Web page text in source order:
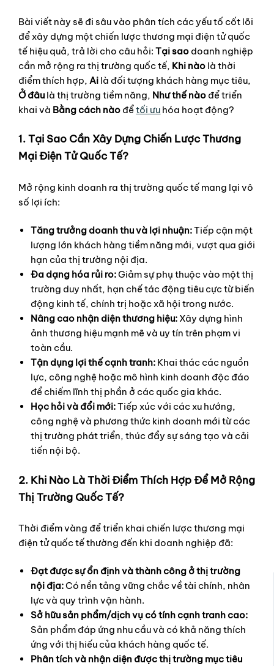
Bài viết này sẽ đi sâu vào phân tích các yếu tố cốt lõi
để xây dựng một chiến lược thương mại điện tử quốc
tế hiệu quả, trả lời cho câu hỏi:Tại sao doanh nghiệp
cần mở rộng ra thị trường quốc tế, Khi nào là thời
điểm thích hợp, Ai là đối tượng khách hàng mục tiêu,
Ở đâu là thị trường tiềm năng, Như thế nào để triển
khai và Bằng cách nào đểtối ưu hóa hoạt động?
1. Tại Sao Cần Xây Dựng Chiến Lược Thương
Mại Điện Tử Quốc Tế?
Mở rộng kinh doanh ra thị trường quốc tế mang lại vô
số lợi ích:
Tăng trưởng doanh thu và lợi nhuận:Tiếp cận một
lượng lớn khách hàng tiềm năng mới, vượt qua giới
hạn của thị trường nội địa.
Đa dạng hóa rủi ro:Giảm sự phụ thuộc vào một thị
trường duy nhất, hạn chế tác động tiêu cực từ biến
động kinh tế, chính trị hoặc xã hội trong nước.
Nâng cao nhận diện thương hiệu: Xây dựng hình
ảnh thương hiệu mạnh mẽ và uy tín trên phạm vi
toàn cầu.
Tận dụng lợi thế cạnh tranh: Khai thác các nguồn
lực, công nghệ hoặc mô hình kinh doanh độc đáo
để chiếm lĩnh thị phần ở các quốc gia khác.
Học hỏi và đổi mới:Tiếp xúc với các xu hướng,
công nghệ và phương thức kinh doanh mới từ các
thị trường phát triển, thúc đẩy sự sáng tạo và cải
tiến nội bộ.
2. Khi Nào Là Thời Điểm Thích Hợp Để Mở Rộng
Thị Trường Quốc Tế?
Thời điểm vàng để triển khai chiến lược thương mại
điện tử quốc tế thường đến khi doanh nghiệp đã:
Đạt được sự ổn định và thành công ở thị trường
nội địa:Có nền tảng vững chắc về tài chính, nhân
lực và quy trình vận hành.
Sở hữu sản phẩm/dịch vụ có tính cạnh tranh cao:
Sản phẩm đáp ứng nhu cầu và có khả năng thích
ứng với thị hiếu của khách hàng quốc tế.
Phân tích và nhận diện được thị trường mục tiêu